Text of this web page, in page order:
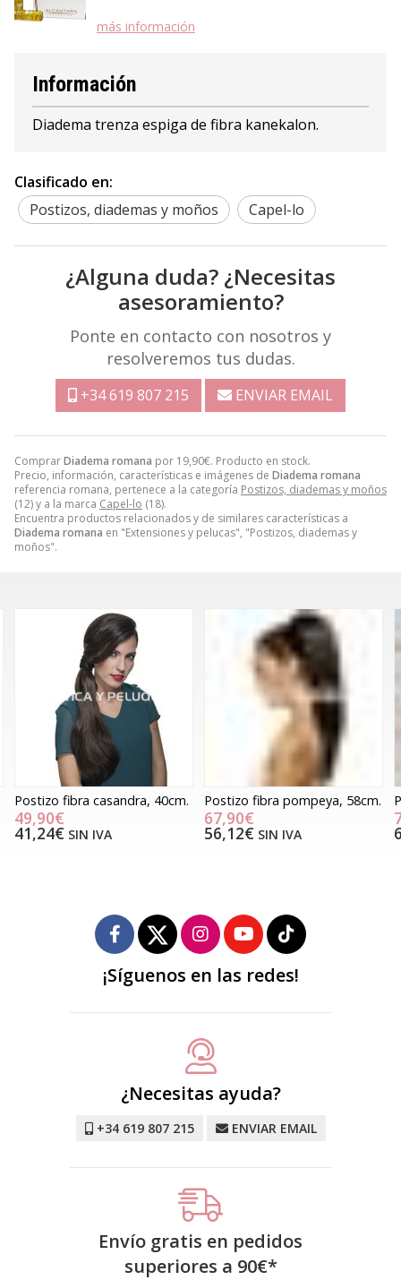
más información
ComprarDiadema romana por 19,90€. Producto en stock.
Precio, información, características e imágenes de Diadema romana
referencia romana, pertenece a la categoría Postizos, diademas y moños
(12) y a la marca Capel-lo (18).
Encuentra productos relacionados y de similares características a
Diadema romana en "Extensiones y pelucas", "Postizos, diademas y
moños".
Información
Diadema trenza espiga de fibra kanekalon.
Clasificado en:
Postizos, diademas y moños
Capel-lo
¿Alguna duda? ¿Necesitas
asesoramiento?
Ponte en contacto con nosotros y
resolveremos tus dudas.
+34 619 807 215 ENVIAR EMAIL
Postizo fibra casandra, 40cm.
49,90€
41,24€ SIN IVA
Postizo fibra pompeya, 58cm.
67,90€
56,12€ SIN IVA
¡Síguenos en las redes!
¿Necesitas ayuda?
+34 619 807 215 ENVIAR EMAIL
Envío gratis en pedidos
superiores a 90€*